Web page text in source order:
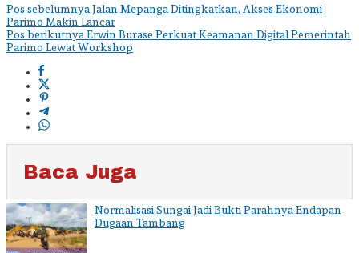
Navigasi
pos
Pos sebelumnyaJalan Mepanga Ditingkatkan, Akses Ekonomi
Parimo Makin Lancar
Pos berikutnyaErwin Burase Perkuat Keamanan Digital Pemerintah
Parimo Lewat Workshop
Baca Juga
Normalisasi Sungai Jadi Bukti Parahnya Endapan
Dugaan Tambang